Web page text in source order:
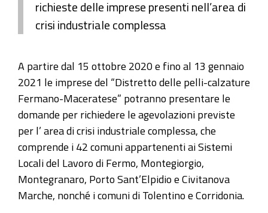
richieste delle imprese presenti nell’area di
crisi industriale complessa
A partire dal 15 ottobre 2020 e fino al 13 gennaio
2021 le imprese del “Distretto delle pelli-calzature
Fermano-Maceratese” potranno presentare le
domande per richiedere le agevolazioni previste
per l’ area di crisi industriale complessa, che
comprende i 42 comuni appartenenti ai Sistemi
Locali del Lavoro di Fermo, Montegiorgio,
Montegranaro, Porto Sant’Elpidio e Civitanova
Marche, nonché i comuni di Tolentino e Corridonia.